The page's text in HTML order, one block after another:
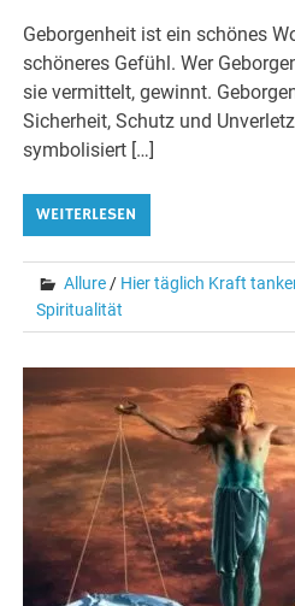
Geborgenheit ist ein schönes
schöneres Gefühl. Wer
sie vermittelt, gewinnt.
Sicherheit, Schutz und
symbolisiert […]
WEITERLESEN
Allure/ Hier täglich Kraft
Spiritualität